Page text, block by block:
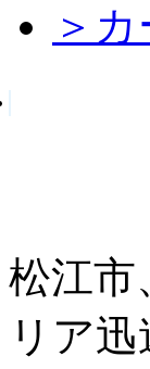
＞
松江市
リア